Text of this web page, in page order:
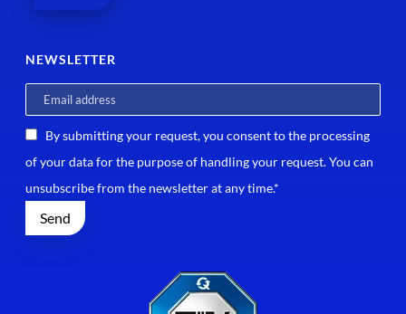
NEWSLETTER
By submitting your request, you consent to the processing
of your data for the purpose of handling your request. You can
unsubscribe from the newsletter at any time.*